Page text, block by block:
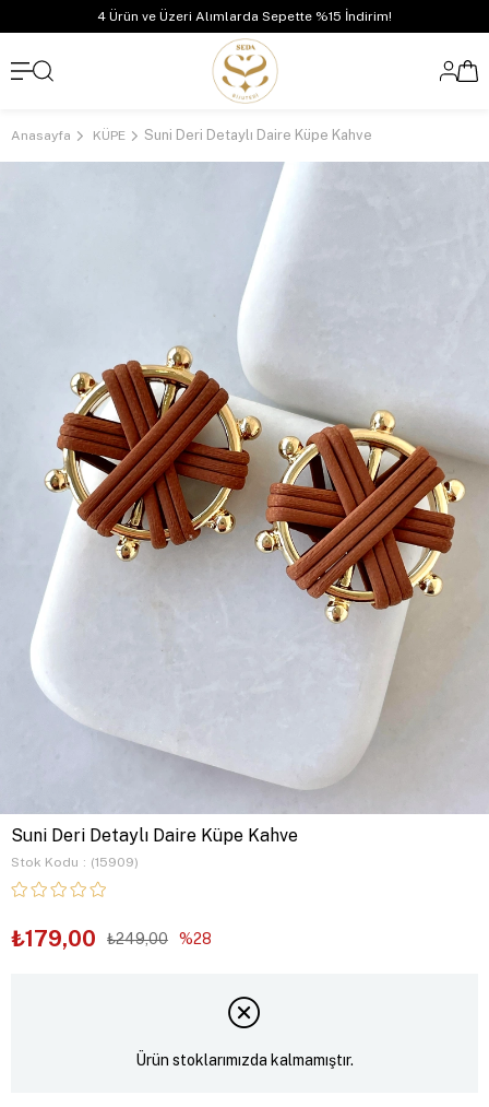
4 Ürün ve Üzeri Alımlarda Sepette %15 İndirim!
Anasayfa KÜPE Suni Deri Detaylı Daire Küpe Kahve
Suni Deri Detaylı Daire Küpe Kahve
Stok Kodu (15909)
₺249,00
₺179,00 28
Ürün stoklarımızda kalmamıştır.